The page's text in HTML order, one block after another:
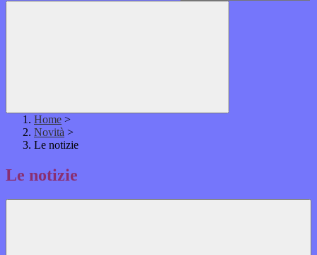
Home >
Novità >
Le notizie
Le notizie